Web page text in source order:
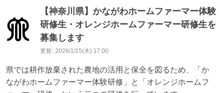
【神奈川県】かながわホームファーマー体験
研修生・オレンジホームファーマー研修生を
募集します
更新: 2026/1/15(木) 17:00
県では耕作放棄された農地の活用と保全を図るため、「か
ながわホームファーマー体験研修」と「オレンジホームフ